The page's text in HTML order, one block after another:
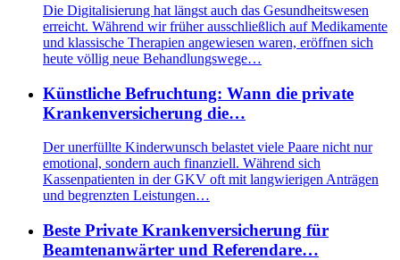
Die Digitalisierung hat längst auch das Gesundheitswesen
erreicht. Während wir früher ausschließlich auf Medikamente
und klassische Therapien angewiesen waren, eröffnen sich
heute völlig neue Behandlungswege…
Künstliche Befruchtung: Wann die private
Krankenversicherung die…
Der unerfüllte Kinderwunsch belastet viele Paare nicht nur
emotional, sondern auch finanziell. Während sich
Kassenpatienten in der GKV oft mit langwierigen Anträgen
und begrenzten Leistungen…
Beste Private Krankenversicherung für
Beamtenanwärter und Referendare…